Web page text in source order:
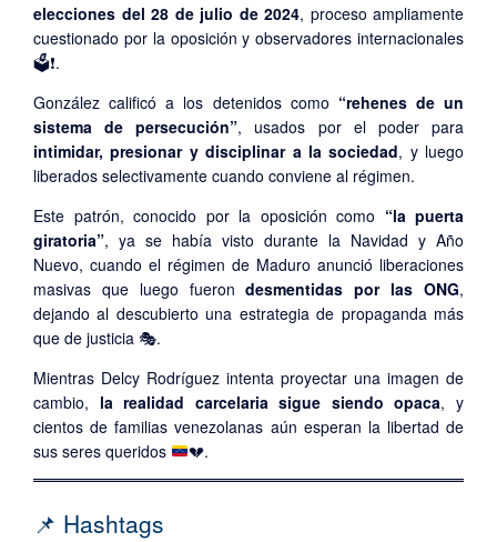
elecciones del 28 de julio de 2024, proceso ampliamente
cuestionado por la oposición y observadores internacionales
🗳️❗.
González calificó a los detenidos como “rehenes de un
sistema de persecución”, usados por el poder para
intimidar, presionar y disciplinar a la sociedad, y luego
liberados selectivamente cuando conviene al régimen.
Este patrón, conocido por la oposición como “la puerta
giratoria”, ya se había visto durante la Navidad y Año
Nuevo, cuando el régimen de Maduro anunció liberaciones
masivas que luego fuerondesmentidas por las ONG,
dejando al descubierto una estrategia de propaganda más
que de justicia 🎭.
Mientras Delcy Rodríguez intenta proyectar una imagen de
cambio, la realidad carcelaria sigue siendo opaca, y
cientos de familias venezolanas aún esperan la libertad de
sus seres queridos
💔.
📌 Hashtags